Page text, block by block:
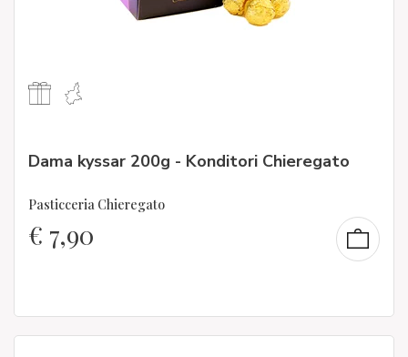
Dama kyssar 200g - Konditori Chieregato
Pasticceria Chieregato
€ 7,90